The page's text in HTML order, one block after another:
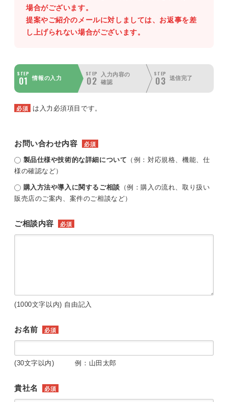
場合がございます。
提案やご紹介のメールに対しましては、お返事を差
し上げられない場合がございます。
STEP
01 情報の入力
STEP
02
入力内容の
確認
STEP
03 送信完了
必須 は入力必須項目です。
お問い合わせ内容 必須
製品仕様や技術的な詳細について （例：対応規格、機能、仕
様の確認など）
購入方法や導入に関するご相談 （例：購入の流れ、取り扱い
販売店のご案内、案件のご相談など）
ご相談内容 必須
(1000文字以内) 自由記入
お名前 必須
(30文字以内) 例：山田太郎
貴社名 必須